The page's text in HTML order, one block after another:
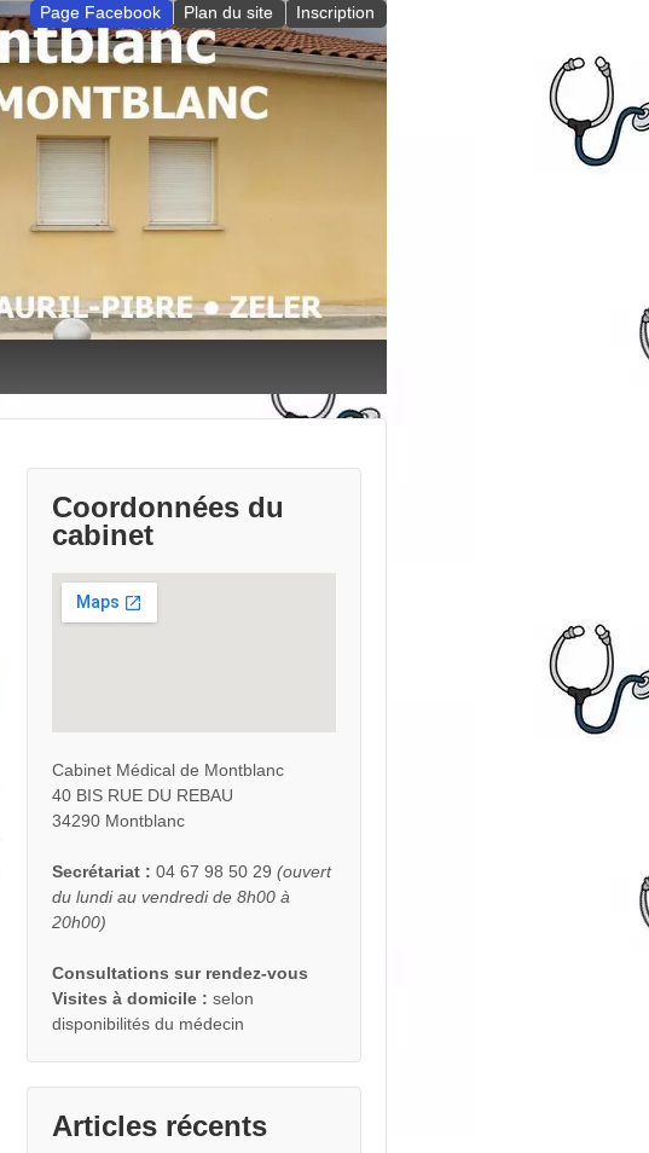
Page Facebook Plan du site Inscription
Coordonnées du
cabinet
Cabinet Médical de Montblanc
40 BIS RUE DU REBAU
34290 Montblanc
Secrétariat : 04 67 98 50 29 (ouvert
du lundi au vendredi de 8h00 à
20h00)
Consultations sur rendez-vous
Visites à domicile : selon
disponibilités du médecin
Articles récents